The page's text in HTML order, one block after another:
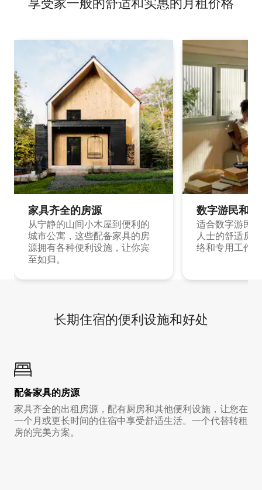
家具齐全的房源
从宁静的山间小木屋到便利的
城市公寓，这些配备家具的房
源拥有各种便利设施，让你宾
至如归。
数字游民和
适合数字游民
人士的舒适房
络和专用工作
长期住宿的便利设施和好处
配备家具的房源
家具齐全的出租房源，配有厨房和其他便利设施，让您在
一个月或更长时间的住宿中享受舒适生活。一个代替转租
房的完美方案。